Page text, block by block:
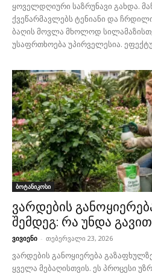
ყოველდღიური საზრუნავი გახდა.
ქვეწარმავლებს ტენიანი და
ბაღის მოვლა მხოლოდ
უსაფრთხოება უპირველესია.
ბოტანიკოსი
ვარდების
შემდეგ: რა უნდა
ვივიენი - თებერვალი 23, 2026
ვარდების განოყიერება
ყველა მებაღისთვის. ეს პროცესი